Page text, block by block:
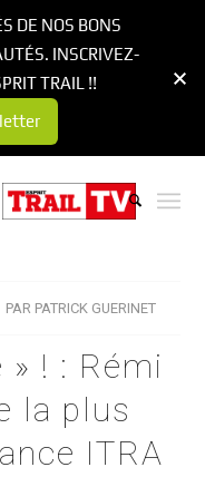
PAR PATRICK GUERINET
! : Rémi
la plus
ITRA
DE NOS BONS
INSCRIVEZ-
TRAIL !!